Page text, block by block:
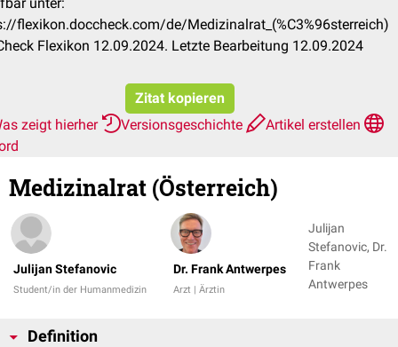
flexikon.doccheck.com/de/Medizinalrat_(%C3%96sterreich)
Flexikon 12.09.2024. Letzte Bearbeitung 12.09.2024
Zitat kopieren
zeigt hierher
Versionsgeschichte
Artikel erstellen
Medizinalrat (Österreich)
Julijan Stefanovic
Student/in der Humanmedizin
Dr. Frank Antwerpes
Arzt | Ärztin
Julijan
Stefanovic, Dr.
Frank
Antwerpes
Definition